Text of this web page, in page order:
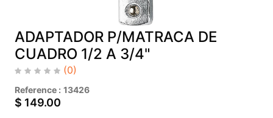
ADAPTADOR P/MATRACA DE
CUADRO 1/2 A 3/4"
(0)
Reference : 13426
$ 149.00